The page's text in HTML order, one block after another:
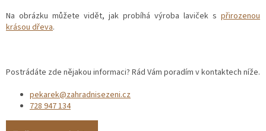
Na obrázku můžete vidět, jak probíhá výroba laviček s přirozenou
krásou dřeva.
Postrádáte zde nějakou informaci? Rád Vám poradím v kontaktech níže.
pekarek@zahradnisezeni.cz
728 947 134